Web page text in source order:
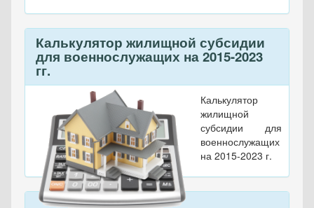
Калькулятор жилищной субсидии
для военнослужащих на 2015-2023
гг.
Калькулятор
жилищной
субсидии для
военнослужащих
на 2015-2023 г.